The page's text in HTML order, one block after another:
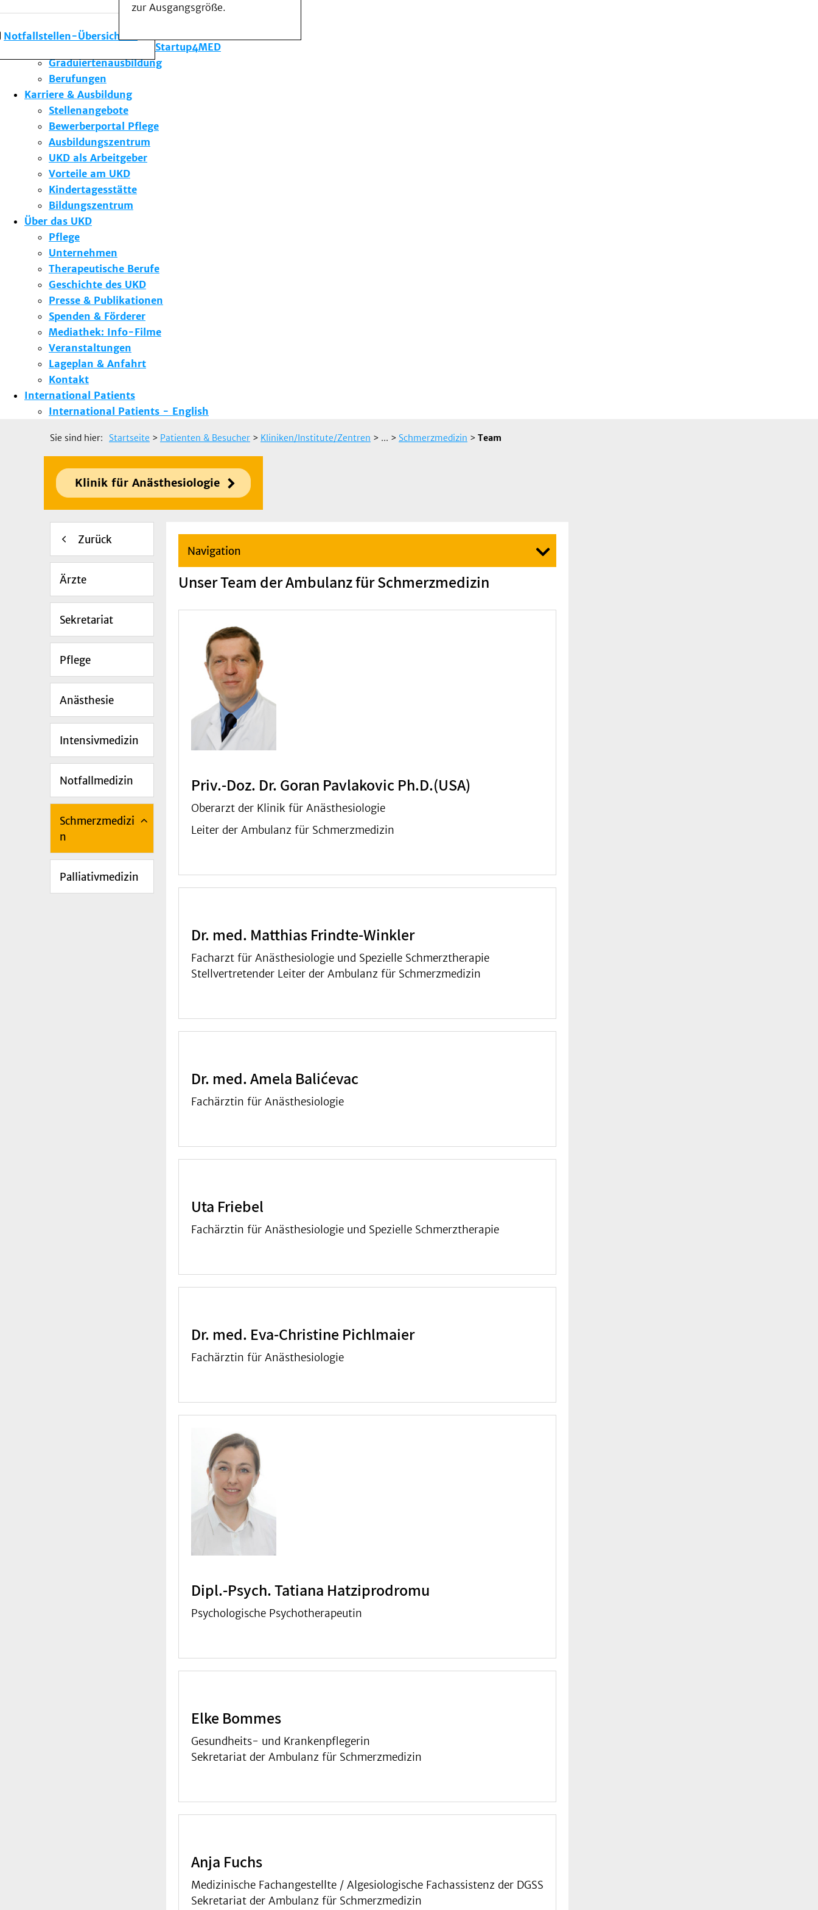
Notfallstellen-Übersicht
zur Ausgangsgröße.
Forschung am UKD
Studium & Lehre
Gründungsförderung Startup4MED
Graduiertenausbildung
Berufungen
Karriere & Ausbildung
Stellenangebote
Bewerberportal Pflege
Ausbildungszentrum
UKD als Arbeitgeber
Vorteile am UKD
Kindertagesstätte
Bildungszentrum
Über das UKD
Pflege
Unternehmen
Therapeutische Berufe
Geschichte des UKD
Presse & Publikationen
Spenden & Förderer
Mediathek: Info-Filme
Veranstaltungen
Lageplan & Anfahrt
Kontakt
International Patients
International Patients - English
Sie sind hier: Startseite > Patienten & Besucher > Kliniken/Institute/Zentren > ... > Schmerzmedizin > Team
Klinik für Anästhesiologie
Zurück
Ärzte
Sekretariat
Pflege
Anästhesie
Intensivmedizin
Notfallmedizin
Schmerzmedizi
n
Palliativmedizin
Navigation
Unser Team der Ambulanz für Schmerzmedizin
Priv.-Doz. Dr. Goran Pavlakovic Ph.D.(USA)
Oberarzt der Klinik für Anästhesiologie
Leiter der Ambulanz für Schmerzmedizin
Dr. med. Matthias Frindte-Winkler
Facharzt für Anästhesiologie und Spezielle Schmerztherapie
Stellvertretender Leiter der Ambulanz für Schmerzmedizin
Dr. med. Amela Balićevac
Fachärztin für Anästhesiologie
Uta Friebel
Fachärztin für Anästhesiologie und Spezielle Schmerztherapie
Dr. med. Eva-Christine Pichlmaier
Fachärztin für Anästhesiologie
Dipl.-Psych. Tatiana Hatziprodromu
Psychologische Psychotherapeutin
Elke Bommes
Gesundheits- und Krankenpflegerin
Sekretariat der Ambulanz für Schmerzmedizin
Anja Fuchs
Medizinische Fachangestellte / Algesiologische Fachassistenz der DGSS
Sekretariat der Ambulanz für Schmerzmedizin